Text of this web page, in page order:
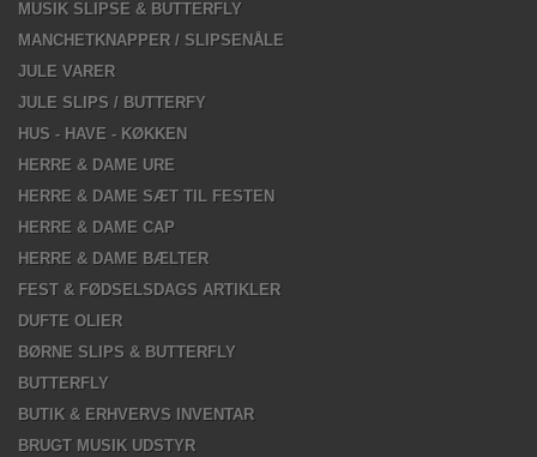
MUSIK SLIPSE & BUTTERFLY
MANCHETKNAPPER / SLIPSENÅLE
JULE VARER
JULE SLIPS / BUTTERFY
HUS - HAVE - KØKKEN
HERRE & DAME URE
HERRE & DAME SÆT TIL FESTEN
HERRE & DAME CAP
HERRE & DAME BÆLTER
FEST & FØDSELSDAGS ARTIKLER
DUFTE OLIER
BØRNE SLIPS & BUTTERFLY
BUTTERFLY
BUTIK & ERHVERVS INVENTAR
BRUGT MUSIK UDSTYR